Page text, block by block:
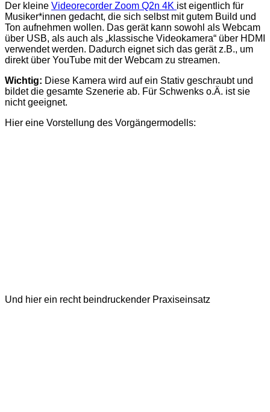
Der kleine Videorecorder Zoom Q2n 4K ist eigentlich für
Musiker*innen gedacht, die sich selbst mit gutem Build und
Ton aufnehmen wollen. Das gerät kann sowohl als Webcam
über USB, als auch als „klassische Videokamera“ über HDMI
verwendet werden. Dadurch eignet sich das gerät z.B., um
direkt über YouTube mit der Webcam zu streamen.
Wichtig: Diese Kamera wird auf ein Stativ geschraubt und
bildet die gesamte Szenerie ab. Für Schwenks o.Ä. ist sie
nicht geeignet.
Hier eine Vorstellung des Vorgängermodells:
Und hier ein recht beindruckender Praxiseinsatz